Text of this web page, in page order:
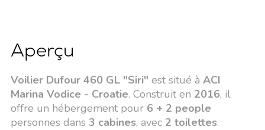
Aperçu
Voilier Dufour 460 GL "Siri" est situé à ACI
Marina Vodice - Croatie. Construit en 2016, il
offre un hébergement pour 6 + 2 people
personnes dans 3 cabines, avec 2 toilettes.